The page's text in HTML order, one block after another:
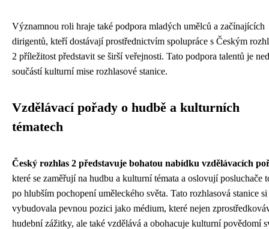
Významnou roli hraje také podpora mladých umělců a začínajících
dirigentů, kteří dostávají prostřednictvím spolupráce s Českým
2 příležitost představit se širší veřejnosti. Tato podpora talentů je
součástí kulturní mise rozhlasové stanice.
Vzdělávací pořady o hudbě a kulturních
tématech
Český rozhlas 2 představuje bohatou nabídku vzdělávacích
které se zaměřují na hudbu a kulturní témata a oslovují posluchače
po hlubším pochopení uměleckého světa. Tato rozhlasová stanice si
vybudovala pevnou pozici jako médium, které nejen
hudební zážitky, ale také vzdělává a obohacuje kulturní povědomí